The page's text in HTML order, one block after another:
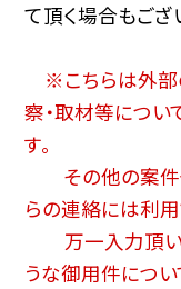
て頂く場合もござ
※こちらは外部
察・取材等につ
す。
その他の案件
らの連絡には利用
万一入力頂い
うな御用件につ